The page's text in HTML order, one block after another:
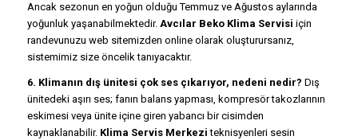
Ancak sezonun en yoğun olduğu Temmuz ve Ağustos aylarında
yoğunluk yaşanabilmektedir. Avcılar Beko Klima Servisi için
randevunuzu web sitemizden online olarak oluşturursanız,
sistemimiz size öncelik tanıyacaktır.
6. Klimanın dış ünitesi çok ses çıkarıyor, nedeni nedir? Dış
ünitedeki aşırı ses; fanın balans yapması, kompresör takozlarının
eskimesi veya ünite içine giren yabancı bir cisimden
kaynaklanabilir. Klima Servis Merkezi teknisyenleri sesin